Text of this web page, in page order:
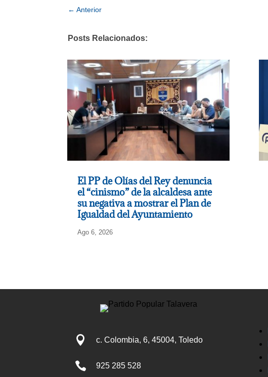
←Anterior
Posts Relacionados:
El PP de Olías del Rey denuncia
el “cinismo” de la alcaldesa ante
su negativa a mostrar el Plan de
Igualdad del Ayuntamiento
Ago 6, 2026
 c. Colombia, 6, 45004, Toledo
 925 285 528